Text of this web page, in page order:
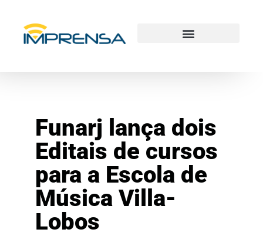
Funarj lança dois
Editais de cursos
para a Escola de
Música Villa-
Lobos